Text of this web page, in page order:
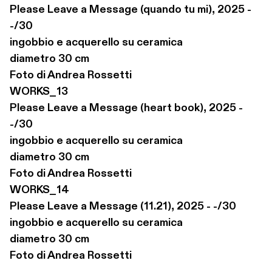
Please Leave a Message (quando tu mi), 2025 -
-/30
ingobbio e acquerello su ceramica
diametro 30 cm
Foto di Andrea Rossetti
WORKS_13
Please Leave a Message (heart book), 2025 -
-/30
ingobbio e acquerello su ceramica
diametro 30 cm
Foto di Andrea Rossetti
WORKS_14
Please Leave a Message (11.21), 2025 - -/30
ingobbio e acquerello su ceramica
diametro 30 cm
Foto di Andrea Rossetti